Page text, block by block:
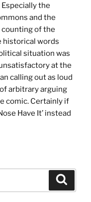
the
and the
counting of the
historical words
situation was
at the
calling out as loud
arbitrary arguing
comic. Certainly if
Have It’ instead